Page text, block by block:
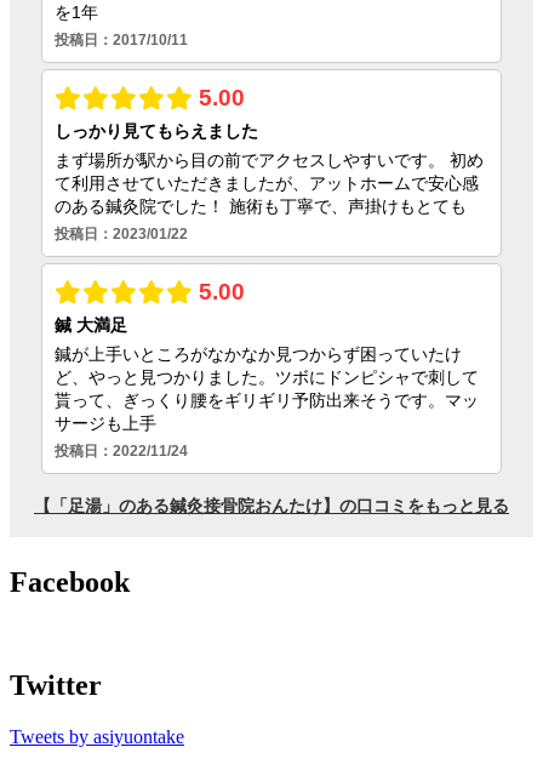
Facebook
Twitter
Tweets by asiyuontake